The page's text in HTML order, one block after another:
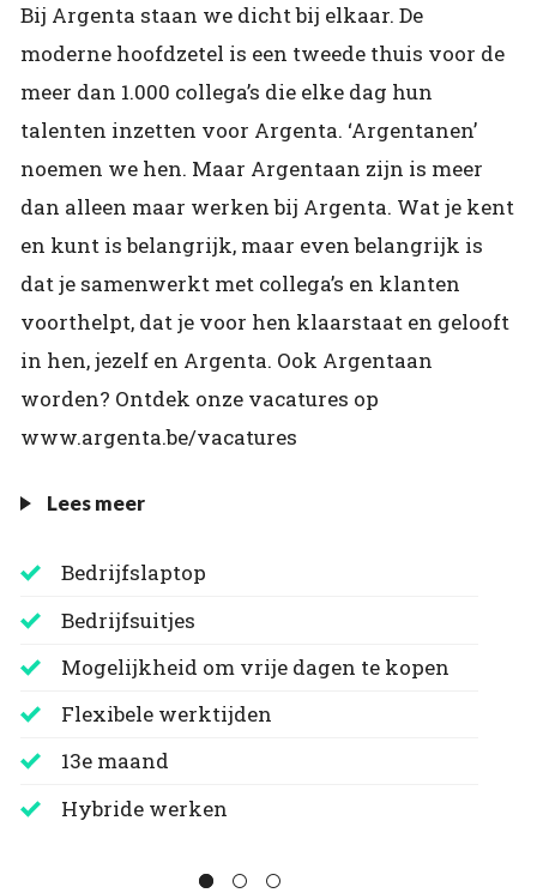
Bij Argenta staan we dicht bij elkaar. De
moderne hoofdzetel is een tweede thuis voor de
meer dan 1.000 collega’s die elke dag hun
talenten inzetten voor Argenta. ‘Argentanen’
noemen we hen. Maar Argentaan zijn is meer
dan alleen maar werken bij Argenta. Wat je kent
en kunt is belangrijk, maar even belangrijk is
dat je samenwerkt met collega’s en klanten
voorthelpt, dat je voor hen klaarstaat en gelooft
in hen, jezelf en Argenta. Ook Argentaan
worden? Ontdek onze vacatures op
www.argenta.be/vacatures
Lees meer
Bedrijfslaptop
Bedrijfsuitjes
Mogelijkheid om vrije dagen te kopen
Flexibele werktijden
13e maand
Hybride werken